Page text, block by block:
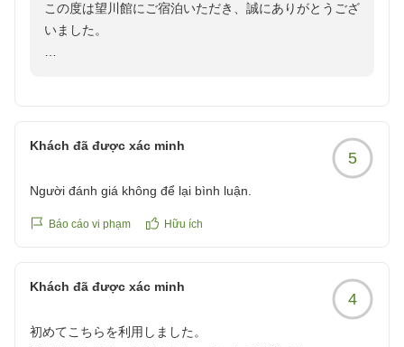
ですが、90%近い外人さんはじめ全スタッフの方がとても丁
寧で優しい対応で気持ちよく過ごせました。帰りのバス内に
主人が忘れ物をしたのですが、電車出発前に駅まで持ってき
が、布団を敷いて寝るとゆとりがあり良かったです。
窓から川や鉄道、日本庭園が見え情緒があり振り返って良い
思い出になりました。ありがとうございます。
https://review.travel.rakuten.co.jp/hotel/voice/7299?
この度は望川館にご宿泊いただき、誠にありがとうござ
いました。
物ではございますが、お客様に快適にお過ごしいただく
ためにも、いただいたお声を大切に受け止めてまいりま
そのような中、外国人スタッフをはじめスタッフの対応
なったお品物も、電車のご出発前に無事お届けすること
ができ、私どもも安堵しております。スタッフへの温か
いお言葉は、館内で共有させていただきます。
Khách đã được xác minh
5
Người đánh giá không để lại bình luận.
Báo cáo vi phạm Hữu ích
Khách đã được xác minh
4
初めてこちらを利用しました。